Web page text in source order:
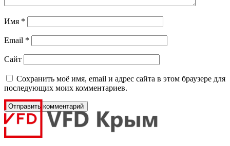
Имя *
Email *
Сайт
Сохранить моё имя, email и адрес сайта в этом браузере для
последующих моих комментариев.